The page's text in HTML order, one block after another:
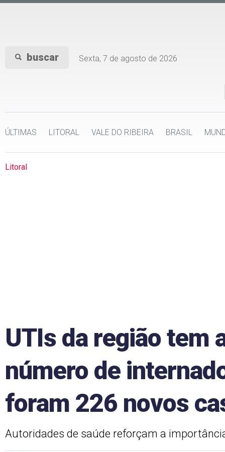
buscar Sexta, 7 de agosto de 2026
ÚLTIMAS LITORAL VALE DO RIBEIRA BRASIL
Litoral
UTIs da região tem
número de
foram 226 novos
Autoridades de saúde reforçam a